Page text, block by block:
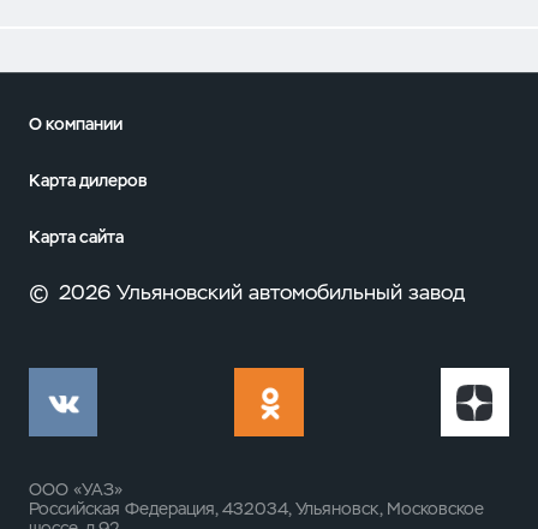
О компании
Карта дилеров
Карта сайта
© 2026 Ульяновский автомобильный завод
ООО «УАЗ»
Российская Федерация, 432034, Ульяновск, Московское